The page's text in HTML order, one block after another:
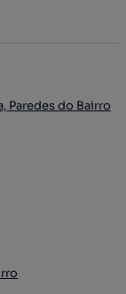
Paredes do Bairro